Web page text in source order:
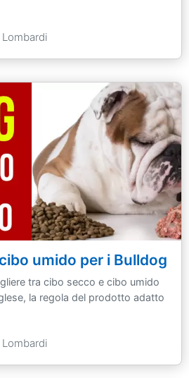
umido per i Bulldog
tra cibo secco e cibo umido
la regola del prodotto adatto